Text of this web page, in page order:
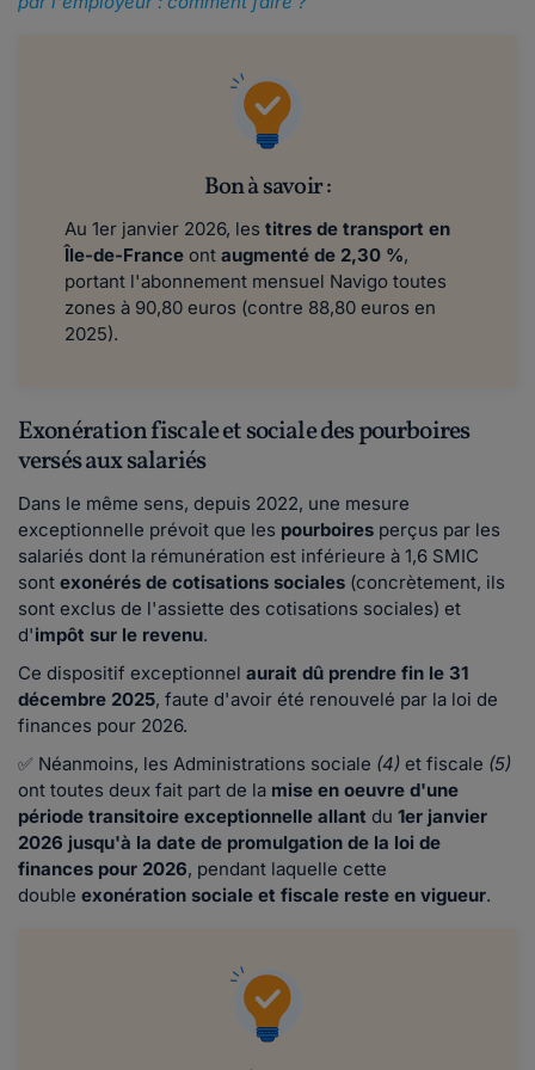
Bon à savoir :
Au 1er janvier 2026, les titres de transport en
Île-de-France ont augmenté de 2,30 %,
portant l'abonnement mensuel Navigo toutes
zones à 90,80 euros (contre 88,80 euros en
2025).
Exonération fiscale et sociale des pourboires
versés aux salariés
Dans le même sens, depuis 2022, une mesure
exceptionnelle prévoit que les pourboires perçus par les
salariés dont la rémunération est inférieure à 1,6 SMIC
sont exonérés de cotisations sociales (concrètement, ils
sont exclus de l'assiette des cotisations sociales) et
d'impôt sur le revenu.
Ce dispositif exceptionnel aurait dû prendre fin le 31
décembre 2025, faute d'avoir été renouvelé par la loi de
finances pour 2026.
✅ Néanmoins, les Administrations sociale (4) et fiscale (5)
ont toutes deux fait part de la mise en oeuvre d'une
période transitoire exceptionnelle allant du 1er janvier
2026 jusqu'à la date de promulgation de la loi de
finances pour 2026, pendant laquelle cette
double exonération sociale et fiscale reste en vigueur.